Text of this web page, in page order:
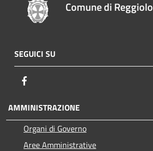
Comune di Reggiolo
SEGUICI SU
AMMINISTRAZIONE
Organi di Governo
Aree Amministrative